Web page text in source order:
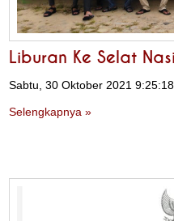
Liburan Ke Selat
Sabtu, 30 Oktober 2021
Selengkapnya »